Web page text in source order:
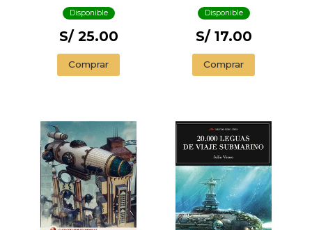
Disponible
S/ 25.00
Comprar
Disponible
S/ 17.00
Comprar